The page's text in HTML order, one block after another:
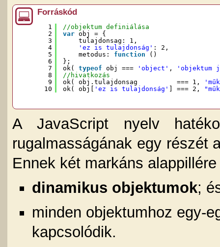
Forráskód
1
2
3
4
5
6
7
8
9
10
//objektum definiálása
var obj = {
tulajdonsag: 1,
'ez is tulajdonság' : 2,
metodus: function
()
};
ok( typeof obj === 'object' ,
//hivatkozás
ok( obj.tulajdonsag          === 1,
ok( obj[
'ez is tulajdonság' ] === 2,
A JavaScript nyelv
rugalmasságának egy részét
Ennek két markáns
dinamikus objektumok;
minden objektumhoz egy-
kapcsolódik.